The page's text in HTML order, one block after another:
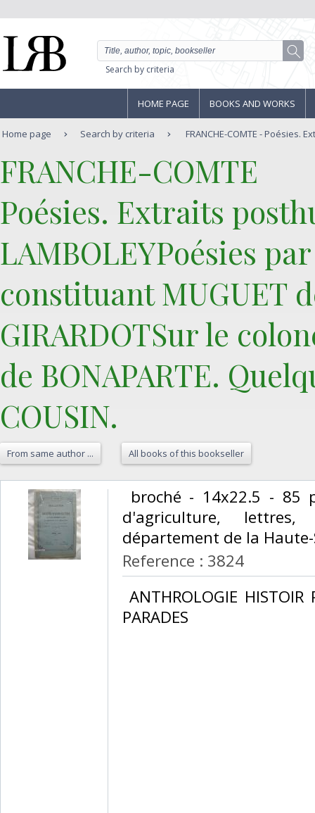
Search by criteria
HOME PAGE BOOKS AND WORKS
Home page Search by criteria FRANCHE-COMTE - Poésies.
‎FRANCHE-COMTE‎
‎Poésies. Extraits
LAMBOLEYPoésies
constituant MUGUET
GIRARDOTSur le
de BONAPARTE.
COUSIN.‎
From same author ... All books of this bookseller
broché - 14x22.5 -
d'agriculture,
département de la
Reference : 3824
ANTHROLOGIE HISTOIR
PARADES‎